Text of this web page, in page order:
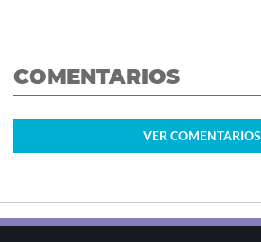
COMENTARIOS
VER COMENTARIOS